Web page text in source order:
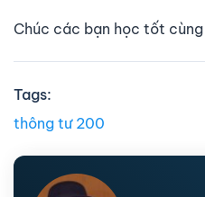
Chúc các bạn học tốt
Tags:
thông tư 200